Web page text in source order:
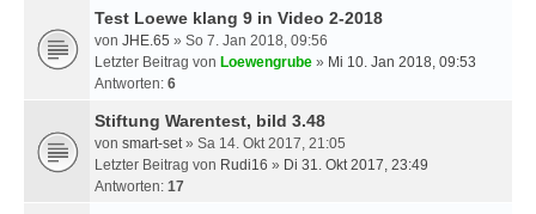
Test Loewe klang 9 in Video 2-2018
von JHE.65 » So 7. Jan 2018, 09:56
Letzter Beitrag von Loewengrube » Mi 10. Jan 2018, 09:53
Antworten: 6
Stiftung Warentest, bild 3.48
von smart-set» Sa 14. Okt 2017, 21:05
Letzter Beitrag von Rudi16 » Di 31. Okt 2017, 23:49
Antworten: 17